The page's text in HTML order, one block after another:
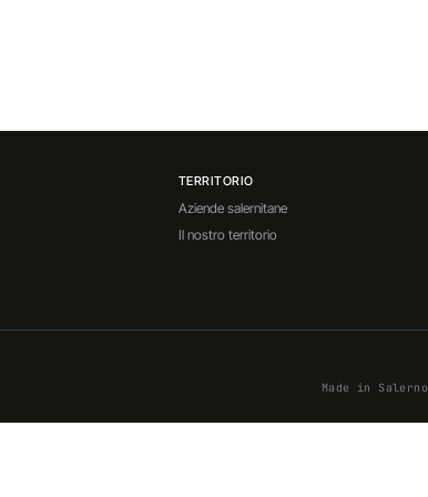
TERRITORIO
Aziende salernitane
Il nostro territorio
Made in Salerno